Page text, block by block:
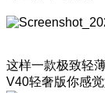
这样一款极致轻
V40轻奢版你感觉